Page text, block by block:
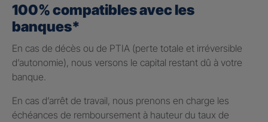
100% compatibles avec les
banques*
En cas de décès ou de PTIA (perte totale et irréversible
d’autonomie), nous versons le capital restant dû à votre
banque.
En cas d’arrêt de travail, nous prenons en charge les
échéances de remboursement à hauteur du taux de